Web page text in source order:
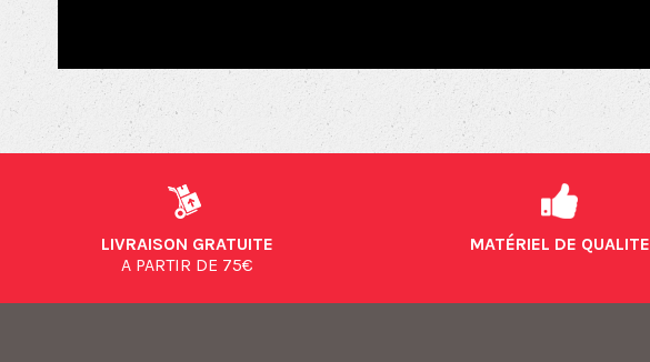
LIVRAISON GRATUITE
A PARTIR DE 75€
MATÉRIEL DE QUALITE